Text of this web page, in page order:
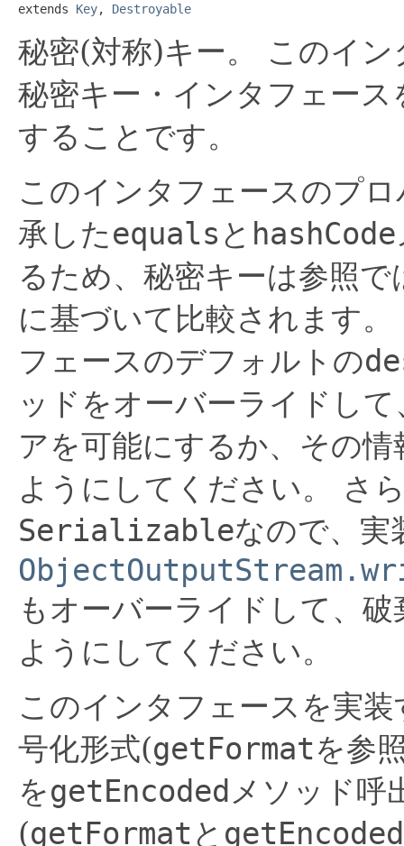
extends Key, Destroyable
秘密(対称)キー。
このイ
秘密キー・インタフェー
することです。
このインタフェースのプ
承したequals と hashCode
るため、秘密キーは参照
に基づいて比較されます。
フェースのデフォルトの
ッドをオーバーライドし
アを可能にするか、その
ようにしてください。
さ
Serializableなので、実
もオーバーライドして、
ようにしてください。
このインタフェースを実
号化形式(getFormatを参
をgetEncoded メソッド呼
(getFormat と getEncoded